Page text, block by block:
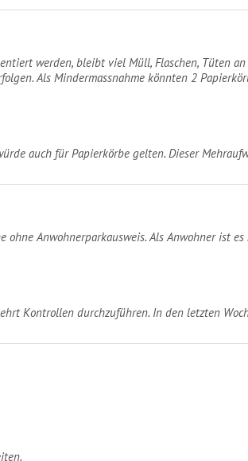
werden, bleibt viel Müll, Flaschen, Tüten
Als Mindermassnahme könnten 2
auch für Papierkörbe gelten. Dieser
Anwohnerparkausweis. Als Anwohner ist
Kontrollen durchzuführen. In den letzten